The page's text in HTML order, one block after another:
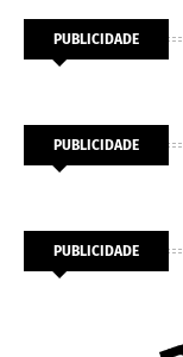
PUBLICIDADE
PUBLICIDADE
PUBLICIDADE